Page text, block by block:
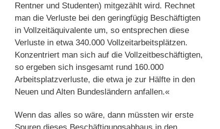
Rentner und Studenten) mitgezählt wird. Rechnet
man die Verluste bei den geringfügig Beschäftigten
in Vollzeitäquivalente um, so entsprechen diese
Verluste in etwa 340.000 Vollzeitarbeitsplätzen.
Konzentriert man sich auf die Vollzeitbeschäftigten,
so ergeben sich insgesamt rund 160.000
Arbeitsplatzverluste, die etwa je zur Hälfte in den
Neuen und Alten Bundesländern anfallen.«
Wenn das alles so wäre, dann müssten wir erste